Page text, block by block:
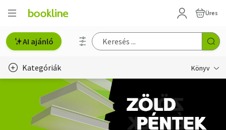
Üres
AI ajánló
Kategóriák Könyv
Életmód, egészség
Erotika